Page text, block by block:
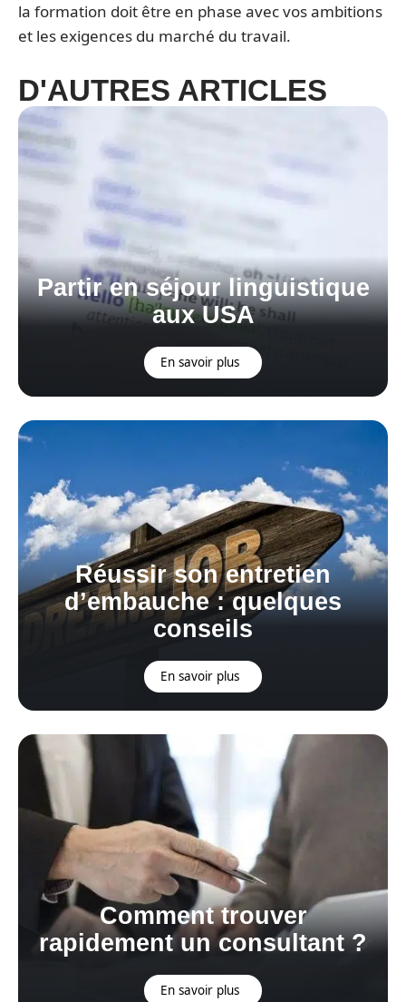
la formation doit être en phase avec vos ambitions
et les exigences du marché du travail.
D'AUTRES ARTICLES
Partir en séjour linguistique
aux USA
En savoir plus
Réussir son entretien
d’embauche : quelques
conseils
En savoir plus
Comment trouver
rapidement un consultant ?
En savoir plus